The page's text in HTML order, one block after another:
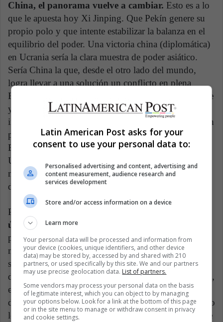
China, el panorama vuelve a cambiar. Esto es a lo
que le apuesta hoy Xi Jinping. Que Pekín genere su
propio polo y que intente estabilizar la balanza en el
equilibrio del poder. Una victoria china (diplomática)
en Ucrania sería la clara muestra de poder asiático.
Sería China la que, desde el otro lado del mundo,
logra llevar a una solución un conflicto en plena
Europa. Supondría una visión de un mundo en el que
ya Estados Unidos no será ni el único, ni el más
indicado en solucionar conflictos. Sería el inicio de un
panorama en el que, finalmente, China se iguala a los
Estados Unidos. Incluso, donde Rusia, Estados
Unidos y China se convierten en los ejes del poder
mundial con suficiente fuerza para equilibrar o
desequilibrar cualquier conflicto.
Por ejemplo,
único capaz de influir en Vladímir Putin
presidente ruso, el apoyo de chino es vital para
mantener la economía debido a las innumerables
sanciones de occidente. Adicionalmente, Jinping
deberá intentar conseguir más apoyos desde la OTAN,
es por esto que la visita de Pedro Sánchez, presidente
de Gobierno español, será importante. Si el líder chino
logra influenciar ambos bandos,
podrá lograr lo que
Latin American Post asks for your
consent to use your personal data to:
Personalised advertising and content, advertising and
content measurement, audience research and
services development
Store and/or access information on a device
Learn more
Your personal data will be processed and information from
your device (cookies, unique identifiers, and other device
data) may be stored by, accessed by and shared with 210
partners, or used specifically by this site. We and our partners
may use precise geolocation data. List of partners.
Some vendors may process your personal data on the basis
of legitimate interest, which you can object to by managing
your options below. Look for a link at the bottom of this page
or in the site menu to manage or withdraw consent in privacy
and cookie settings.